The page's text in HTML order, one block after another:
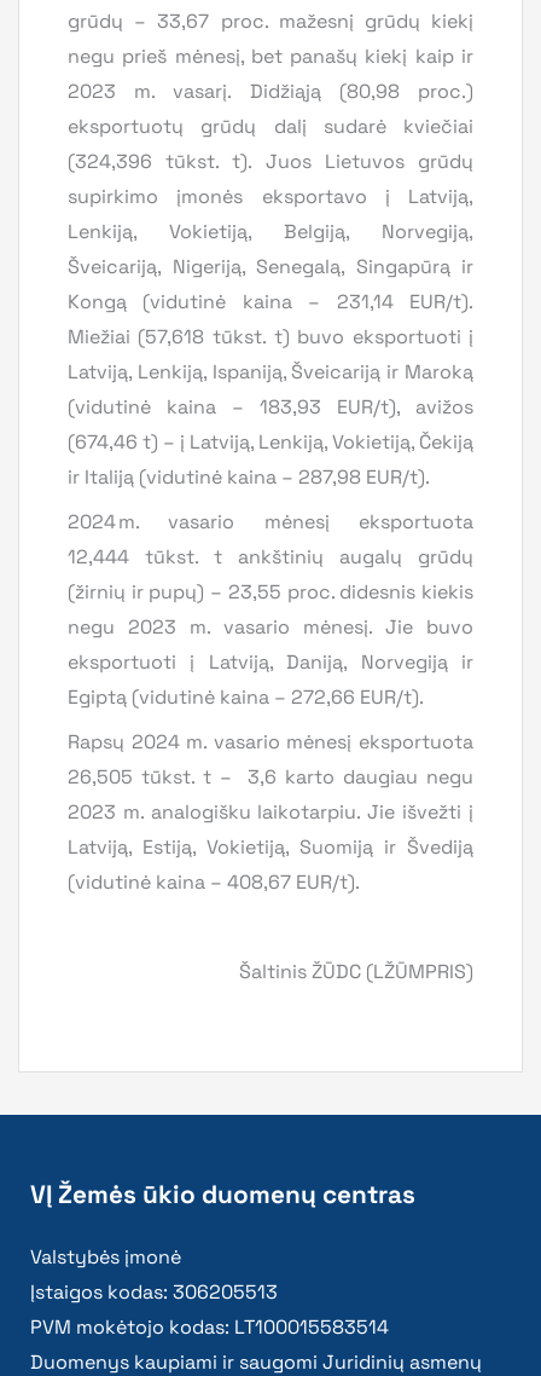
grūdų – 33,67 proc. mažesnį grūdų kiekį
negu prieš mėnesį, bet panašų kiekį kaip ir
2023 m. vasarį. Didžiąją (80,98 proc.)
eksportuotų grūdų dalį sudarė kviečiai
(324,396 tūkst. t). Juos Lietuvos grūdų
supirkimo įmonės eksportavo į Latviją,
Lenkiją, Vokietiją, Belgiją, Norvegiją,
Šveicariją, Nigeriją, Senegalą, Singapūrą ir
Kongą (vidutinė kaina – 231,14 EUR/t).
Miežiai (57,618 tūkst. t) buvo eksportuoti į
Latviją, Lenkiją, Ispaniją, Šveicariją ir Maroką
(vidutinė kaina – 183,93 EUR/t), avižos
(674,46 t) – į Latviją, Lenkiją, Vokietiją, Čekiją
ir Italiją (vidutinė kaina – 287,98 EUR/t).
2024 m. vasario mėnesį eksportuota
12,444 tūkst. t ankštinių augalų grūdų
(žirnių ir pupų) – 23,55 proc. didesnis kiekis
negu 2023 m. vasario mėnesį. Jie buvo
eksportuoti į Latviją, Daniją, Norvegiją ir
Egiptą (vidutinė kaina – 272,66 EUR/t).
Rapsų 2024 m. vasario mėnesį eksportuota
26,505 tūkst. t – 3,6 karto daugiau negu
2023 m. analogišku laikotarpiu. Jie išvežti į
Latviją, Estiją, Vokietiją, Suomiją ir Švediją
(vidutinė kaina – 408,67 EUR/t).
Šaltinis ŽŪDC (LŽŪMPRIS)
VĮ Žemės ūkio duomenų centras
Valstybės įmonė
Įstaigos kodas: 306205513
PVM mokėtojo kodas: LT100015583514
Duomenys kaupiami ir saugomi Juridinių asmenų